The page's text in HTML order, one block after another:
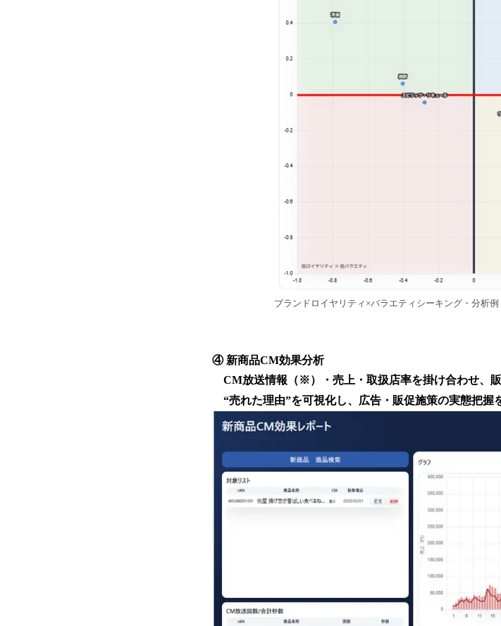
ブランドロイヤリティ×バラエティシーキング・分析例
④ 新商品CM効果分析
CM放送情報（※）・売上・取扱店率を掛け合わせ、販
“売れた理由”を可視化し、広告・販促施策の実態把握